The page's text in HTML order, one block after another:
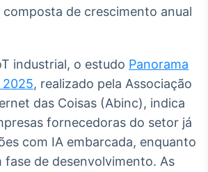
Curadoria de
conteúdos
noticiosos
Broadcast
Radar
de crescimento anual
industrial, o estudo Panorama
2025, realizado pela Associação
das Coisas (Abinc), indica
fornecedoras do setor já
com IA embarcada, enquanto
fase de desenvolvimento. As